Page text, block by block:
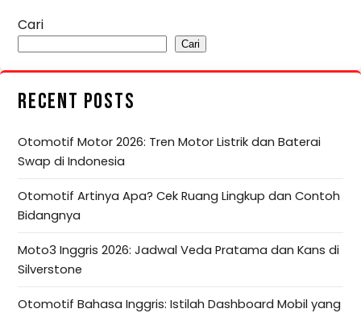
Cari
Cari
RECENT POSTS
Otomotif Motor 2026: Tren Motor Listrik dan Baterai
Swap di Indonesia
Otomotif Artinya Apa? Cek Ruang Lingkup dan Contoh
Bidangnya
Moto3 Inggris 2026: Jadwal Veda Pratama dan Kans di
Silverstone
Otomotif Bahasa Inggris: Istilah Dashboard Mobil yang